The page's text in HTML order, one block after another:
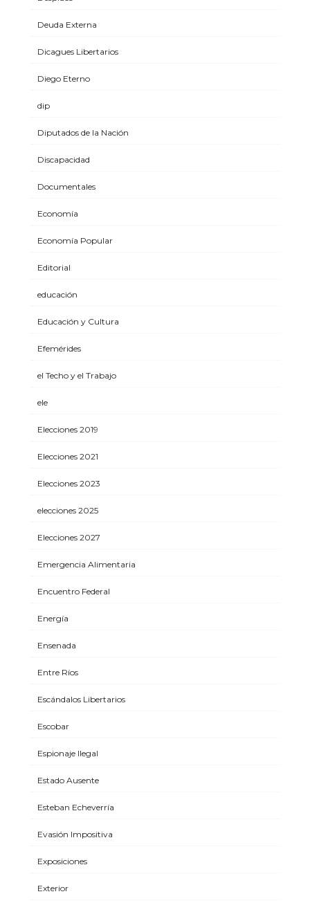
Deuda Externa
Dicagues Libertarios
Diego Eterno
dip
Diputados de la Nación
Discapacidad
Documentales
Economía
Economía Popular
Editorial
educación
Educación y Cultura
Efemérides
el Techo y el Trabajo
ele
Elecciones 2019
Elecciones 2021
Elecciones 2023
elecciones 2025
Elecciones 2027
Emergencia Alimentaria
Encuentro Federal
Energía
Ensenada
Entre Ríos
Escándalos Libertarios
Escobar
Espionaje Ilegal
Estado Ausente
Esteban Echeverría
Evasión Impositiva
Exposiciones
Exterior